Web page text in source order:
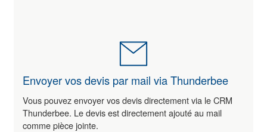
Envoyer vos devis par mail via Thunderbee
Vous pouvez envoyer vos devis directement via le CRM
Thunderbee. Le devis est directement ajouté au mail
comme pièce jointe.